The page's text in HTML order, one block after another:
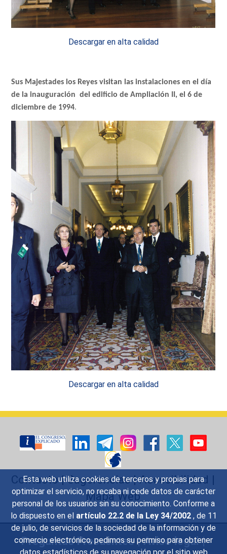
Esta web utiliza cookies de terceros y propias para
optimizar el servicio, no recaba ni cede datos de carácter
personal de los usuarios sin su conocimiento. Conforme a
lo dispuesto en el artículo 22.2 de la Ley 34/2002 , de 11
de julio, de servicios de la sociedad de la información y de
comercio electrónico, pedimos su permiso para obtener
Descargar en alta calidad
Sus Majestades los Reyesvisitan las instalaciones en el día
de la inauguración del edificio de Ampliación II, el 6 de
diciembre de 1994.
Descargar en alta calidad
Contacto|Sugerencias|Accesibilidad |
Mapa Web
Preguntas Frecuentes|Aviso legal|